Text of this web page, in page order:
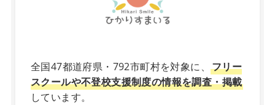
全国47都道府県・792市町村を対象に、 フリー
スクールや不登校支援制度の情報を調査・掲載
しています。